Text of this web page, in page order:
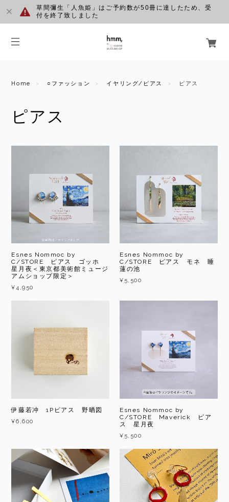
草間彌生「人魚姫」はご予約数が50冊に達したため、受
付を終了致しました
Home ○ファッション イヤリング/ピアス ピアス
ピアス
Esnes Nommoc by
C/STORE ピアス ゴッホ
星月夜＜東京都美術館ミュージ
アムショップ限定＞
¥4,950
Esnes Nommoc by
C/STORE ピアス モネ 睡
蓮の池
¥5,500
伊藤若冲 1Pピアス 野晒図
¥6,600
Esnes Nommoc by
C/STORE Maverick ピア
ス 星月夜
¥5,500